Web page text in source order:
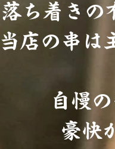
落ち着きの
店の串は
自慢
豪快